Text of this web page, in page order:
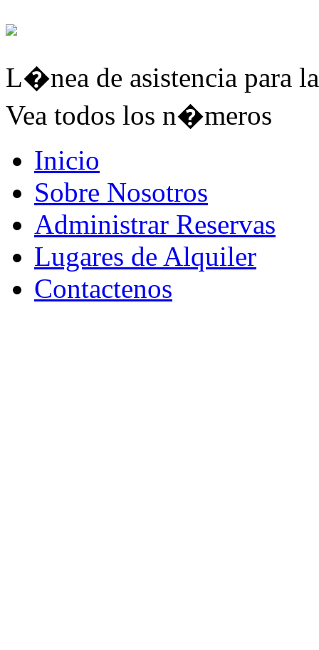
L�nea de asistencia para
Vea todos los n�meros
Inicio
Sobre Nosotros
Administrar Reservas
Lugares de Alquiler
Contactenos